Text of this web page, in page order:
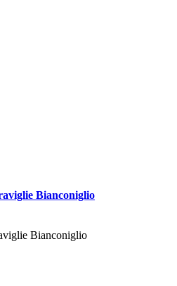
Bianconiglio
Bianconiglio